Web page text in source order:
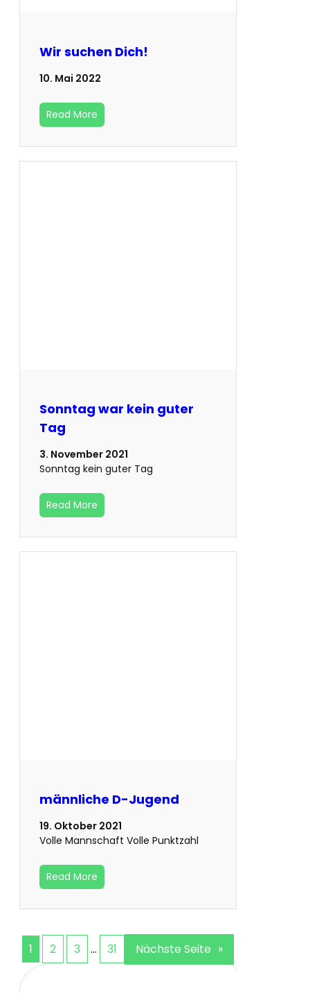
Wir suchen Dich!
10. Mai 2022
Read More
Sonntag war kein guter
Tag
3. November 2021
Sonntag kein guter Tag
Read More
männliche D-Jugend
19. Oktober 2021
Volle Mannschaft Volle Punktzahl
Read More
1 2 3 … 31 Nächste Seite »